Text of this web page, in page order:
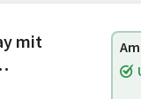
mit